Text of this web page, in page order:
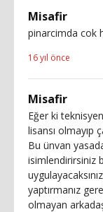
Misafir
pinarcimda cok
16 yıl önce
Misafir
Eğer ki
lisansı olmayıp
Bu ünvan
isimlendirirsiniz
yaptırmanız
olmayan